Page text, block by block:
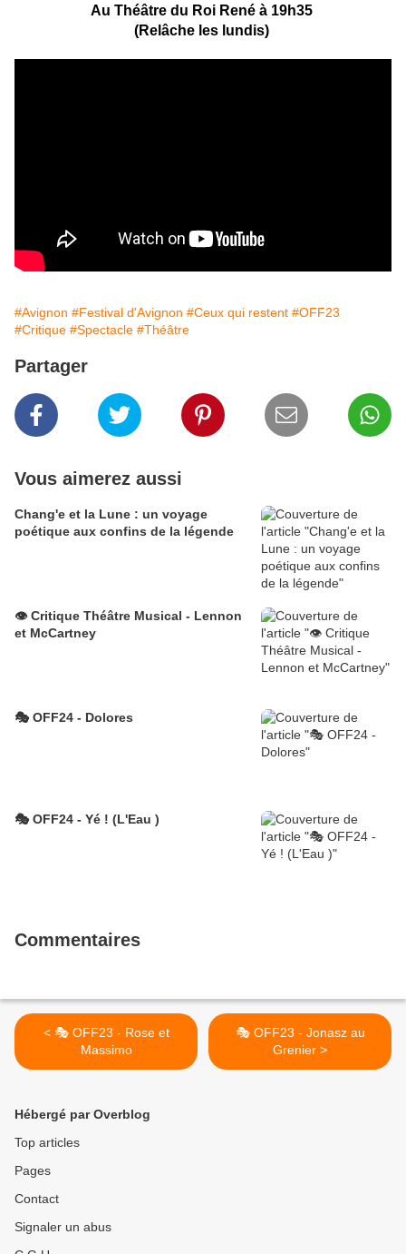
Au Théâtre du Roi René à 19h35
(Relâche les lundis)
#Avignon #Festival d'Avignon #Ceux qui restent #OFF23
#Critique #Spectacle #Théâtre
Partager
Vous aimerez aussi
Chang'e et la Lune : un voyage
poétique aux confins de la légende
👁️ Critique Théâtre Musical - Lennon
et McCartney
🎭 OFF24 - Dolores
🎭 OFF24 - Yé ! (L'Eau )
Commentaires
< 🎭 OFF23 - Rose et
Massimo
🎭 OFF23 - Jonasz au
Grenier >
Hébergé par Overblog
Top articles
Pages
Contact
Signaler un abus